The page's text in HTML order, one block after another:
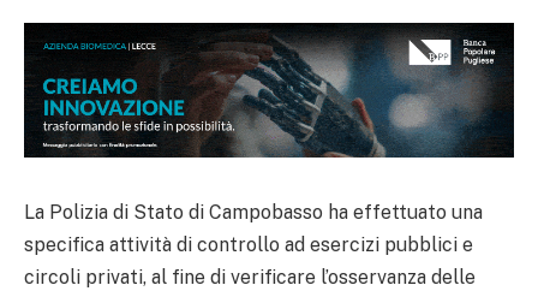
La Polizia di Stato di Campobasso ha effettuato una
specifica attività di controllo ad esercizi pubblici e
circoli privati, al fine di verificare l’osservanza delle